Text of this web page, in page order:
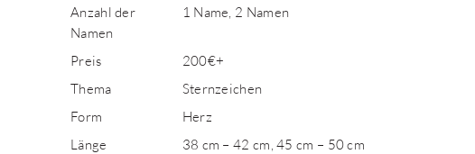
Anzahl der
Namen
1 Name, 2 Namen
Preis
200€+
Thema
Sternzeichen
Form
Herz
Länge
38 cm – 42 cm, 45 cm – 50 cm